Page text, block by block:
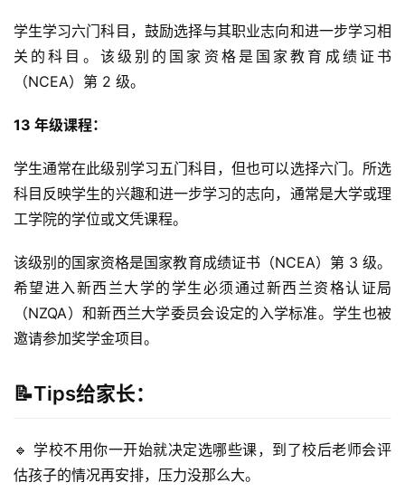
投
资
移
庭
团
聚
工
作
签
证
新
西
留
学
学生学习六门科目，鼓励选择与其职业志向和进一步学习相
关的科目。该级别的国家资格是国家教育成绩证书
（NCEA）第 2 级。
13 年级课程：
学生通常在此级别学习五门科目，但也可以选择六门。所选
科目反映学生的兴趣和进一步学习的志向，通常是大学或理
工学院的学位或文凭课程。
该级别的国家资格是国家教育成绩证书（NCEA）第 3 级。
希望进入新西兰大学的学生必须通过新西兰资格认证局
（NZQA）和新西兰大学委员会设定的入学标准。学生也被
邀请参加奖学金项目。
📝Tips给家长：
🔹 学校不用你一开始就决定选哪些课，到了校后老师会评
估孩子的情况再安排，压力没那么大。